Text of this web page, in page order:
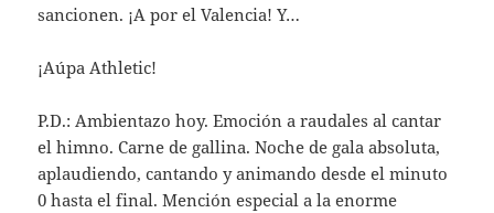
sancionen. ¡A por el Valencia! Y…
¡Aúpa Athletic!
P.D.: Ambientazo hoy. Emoción a raudales al cantar
el himno. Carne de gallina. Noche de gala absoluta,
aplaudiendo, cantando y animando desde el minuto
0 hasta el final. Mención especial a la enorme